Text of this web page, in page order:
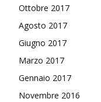
Ottobre 2017
Agosto 2017
Giugno 2017
Marzo 2017
Gennaio 2017
Novembre 2016